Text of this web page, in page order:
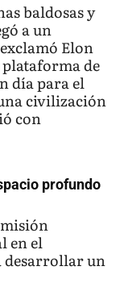
baldosas y
a un
Elon
plataforma de
día para el
civilización
con
profundo
misión
en el
desarrollar un